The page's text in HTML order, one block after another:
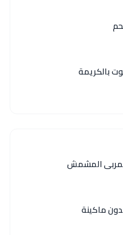
بالكريمة
المشمش
ماكينة